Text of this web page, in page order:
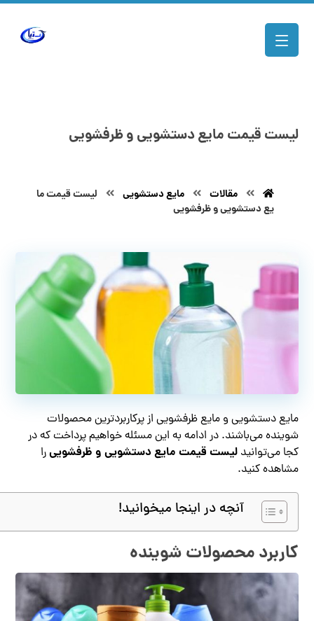
لیست قیمت مایع دستشویی و ظرفشویی
مقالات مایع دستشویی
لیست قیمت ما
یع دستشویی و ظرفشویی
مایع دستشویی و مایع ظرفشویی از پرکاربردترین محصولات
شوینده می‌باشند. در ادامه به این مسئله خواهیم پرداخت که در
کجا می‌توانیدلیست قیمت مایع دستشویی و ظرفشوییرا
مشاهده کنید.
آنچه در اینجا میخوانید!
کاربرد محصولات شوینده